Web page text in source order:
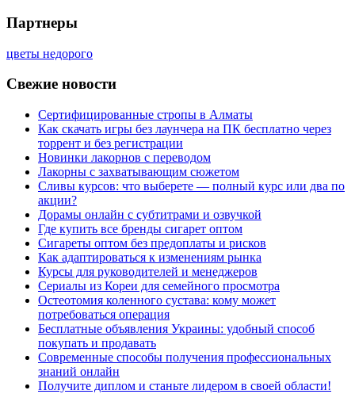
Партнеры
цветы недорого
Свежие новости
Сертифицированные стропы в Алматы
Как скачать игры без лаунчера на ПК бесплатно через
торрент и без регистрации
Новинки лакорнов с переводом
Лакорны с захватывающим сюжетом
Сливы курсов: что выберете — полный курс или два по
акции?
Дорамы онлайн с субтитрами и озвучкой
Где купить все бренды сигарет оптом
Сигареты оптом без предоплаты и рисков
Как адаптироваться к изменениям рынка
Курсы для руководителей и менеджеров
Сериалы из Кореи для семейного просмотра
Остеотомия коленного сустава: кому может
потребоваться операция
Бесплатные объявления Украины: удобный способ
покупать и продавать
Современные способы получения профессиональных
знаний онлайн
Получите диплом и станьте лидером в своей области!